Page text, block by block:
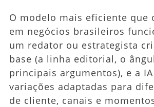
O modelo mais eficiente que
em negócios brasileiros
um redator ou estrategista
base (a linha editorial, o
principais argumentos), e a
variações adaptadas para
de cliente, canais e